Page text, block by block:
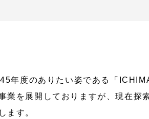
年度のありたい姿である「
業を展開しておりますが、現在探
ます。